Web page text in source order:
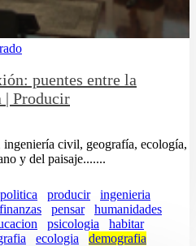
puentes entre la
Producir
ingeniería civil, geografía, ecología,
y del paisaje.......
politica producir
ingenieria
finanzas pensar
humanidades
psicologia
habitar
ecologia demografia